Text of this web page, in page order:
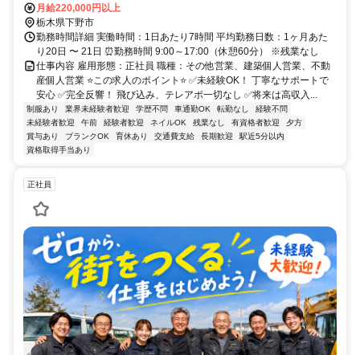
月給220,000円以上
栃木県下野市
勤務時間詳細 実働時間：1日あたり7時間 平均勤務日数：1ヶ月あた
り20日 〜 21日 ⏰勤務時間 9:00～17:00（休憩60分） ※残業なし
仕事内容 雇用形態：正社員 職種：その他営業、建築個人営業、不動
産個人営業 ⭐️この求人のポイント⭐️ ✅未経験OK！ 丁寧なサポートで
安心 ✅完全反響！ 飛び込み、テレアポ一切なし ✅将来は高収入...
制服あり 業界未経験者歓迎 学歴不問 車通勤OK 転勤なし
経験不問
未経験者歓迎
午前 経験者歓迎 ネイルOK 残業なし 有資格者歓迎
夕方
賞与あり
ブランクOK 育休あり 交通費支給 長期歓迎
駅近5分以内
資格取得手当あり
正社員